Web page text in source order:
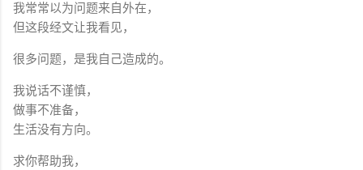
我常常以为问题来自外在，
但这段经文让我看见，
很多问题，是我自己造成的。
我说话不谨慎，
做事不准备，
生活没有方向。
求你帮助我，